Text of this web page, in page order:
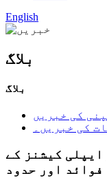
English
بلاگ
بلاگ
کی خبریں
کی خبریں۔
ایپلی کیشنز کے
فوائد اور حدود